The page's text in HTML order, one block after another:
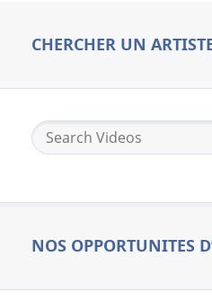
CHERCHER UN
NOS OPPORTUNITES